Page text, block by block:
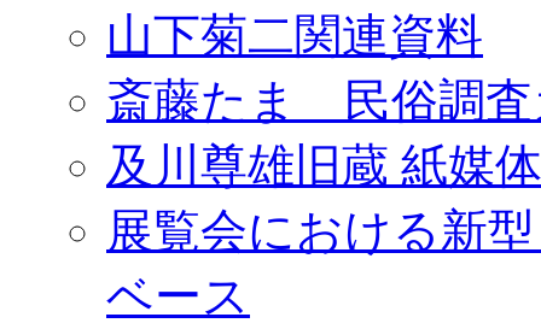
山下菊二関連資料
斎藤たま 民俗調査
及川尊雄旧蔵 紙媒
展覧会における新
ベース